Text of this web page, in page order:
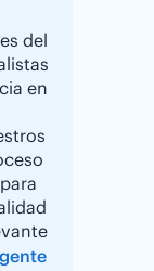
del
en